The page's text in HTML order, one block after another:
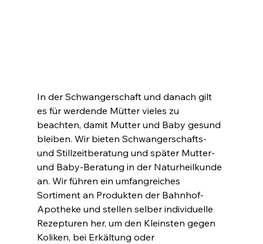
In der Schwangerschaft und danach gilt
es für werdende Mütter vieles zu
beachten, damit Mutter und Baby gesund
bleiben. Wir bieten Schwangerschafts-
und Stillzeitberatung und später Mutter-
und Baby-Beratung in der Naturheilkunde
an. Wir führen ein umfangreiches
Sortiment an Produkten der Bahnhof-
Apotheke und stellen selber individuelle
Rezepturen her, um den Kleinsten gegen
Koliken, bei Erkältung oder